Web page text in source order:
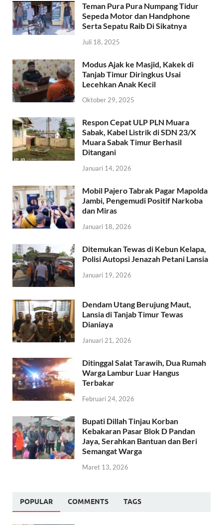
Teman Pura Pura Numpang Tidur
Sepeda Motor dan Handphone
Serta Sepatu Raib Di Sikatnya
Juli 18, 2025
Modus Ajak ke Masjid, Kakek di
Tanjab Timur Diringkus Usai
Lecehkan Anak Kecil
Oktober 29, 2025
Respon Cepat ULP PLN Muara
Sabak, Kabel Listrik di SDN 23/X
Muara Sabak Timur Berhasil
Ditangani
Januari 14, 2026
Mobil Pajero Tabrak Pagar Mapolda
Jambi, Pengemudi Positif Narkoba
dan Miras
Januari 18, 2026
Ditemukan Tewas di Kebun Kelapa,
Polisi Autopsi Jenazah Petani Lansia
Januari 19, 2026
Dendam Utang Berujung Maut,
Lansia di Tanjab Timur Tewas
Dianiaya
Januari 21, 2026
Ditinggal Salat Tarawih, Dua Rumah
Warga Lambur Luar Hangus
Terbakar
Februari 24, 2026
Bupati Dillah Tinjau Korban
Kebakaran Pasar Blok D Pandan
Jaya, Serahkan Bantuan dan Beri
Semangat Warga
Maret 13, 2026
POPULAR COMMENTS TAGS